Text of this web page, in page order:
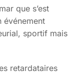
que s’est
événement
sportif mais
retardataires